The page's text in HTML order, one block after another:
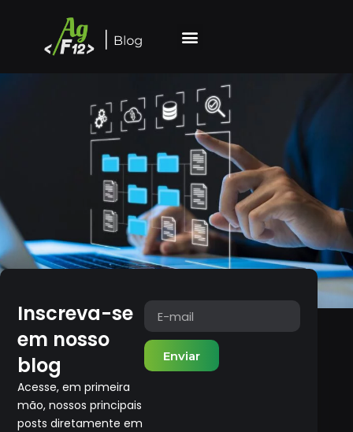
Inscreva-se
em nosso
blog
Acesse, em primeira
mão, nossos principais
posts diretamente em
Enviar